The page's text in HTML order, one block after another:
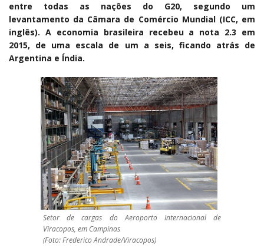
entre todas as nações do G20, segundo um
levantamento da Câmara de Comércio Mundial (ICC, em
inglês). A economia brasileira recebeu a nota 2.3 em
2015, de uma escala de um a seis, ficando atrás de
Argentina e Índia.
Setor de cargas do Aeroporto Internacional de
Viracopos, em Campinas
(Foto: Frederico Andrade/Viracopos)